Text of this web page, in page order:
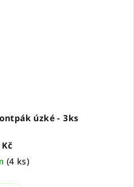
úzké - 3ks
(4 ks)